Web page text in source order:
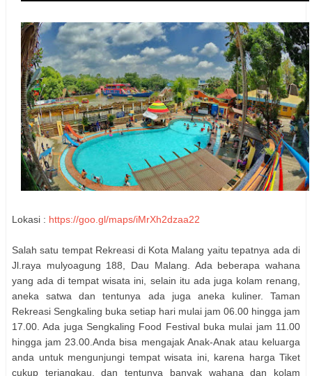
Lokasi : https://goo.gl/maps/iMrXh2dzaa22
Salah satu tempat Rekreasi di Kota Malang yaitu tepatnya ada di
Jl.raya mulyoagung 188, Dau Malang. Ada beberapa wahana
yang ada di tempat wisata ini, selain itu ada juga kolam renang,
aneka satwa dan tentunya ada juga aneka kuliner. Taman
Rekreasi Sengkaling buka setiap hari mulai jam 06.00 hingga jam
17.00. Ada juga Sengkaling Food Festival buka mulai jam 11.00
hingga jam 23.00.Anda bisa mengajak Anak-Anak atau keluarga
anda untuk mengunjungi tempat wisata ini, karena harga Tiket
cukup terjangkau, dan tentunya banyak wahana dan kolam